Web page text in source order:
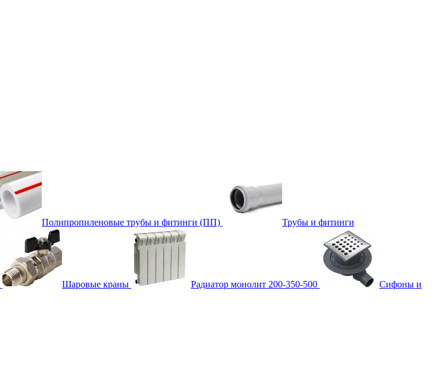
Полипропиленовые трубы и фитинги (ПП) Трубы и фитинги
Шаровые краны Радиатор монолит 200-350-500 Сифоны и